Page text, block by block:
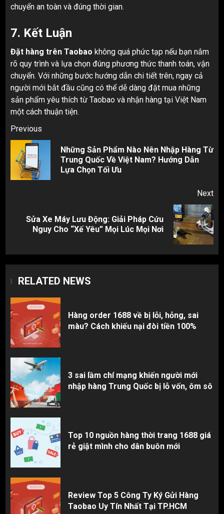
chuyển an toàn và đúng thời gian.
7. Kết Luận
Đặt hàng trên Taobao không quá phức tạp nếu bạn nắm
rõ quy trình và lựa chọn đúng phương thức thanh toán, vận
chuyển. Với những bước hướng dẫn chi tiết trên, ngay cả
người mới bắt đầu cũng có thể dễ dàng đặt mua những
sản phẩm yêu thích từ Taobao và nhận hàng tại Việt Nam
một cách thuận tiện.
Post
navigation
Previous
Những Sản Phẩm Nào Nên Nhập Hàng Từ
Trung Quốc Về Việt Nam? Hướng Dẫn
Lựa Chọn Tối Ưu
Next
NextSửa Xe Máy Lưu Động: Giải Pháp Cứu
Nguy Cho “Xế Yêu” Mọi Lúc Mọi Nơi
RELATED NEWS
Hàng order 1688 về bị lỗi, hỏng, sai
màu? Cách khiếu nại đòi tiền 100%
3 sai lầm chí mạng khiến người mới
nhập hàng Trung Quốc bị lỗ vốn, ôm sô
Top 10 nguồn hàng thời trang 1688 giá
rẻ giật mình cho dân buôn mới
Review Top 5 Công Ty Ký Gửi Hàng
Taobao Uy Tín Nhất Tại TP.HCM